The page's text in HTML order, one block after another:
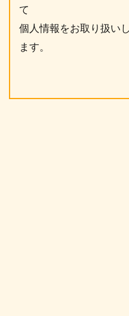
て
個人情報をお取り扱い
ます。